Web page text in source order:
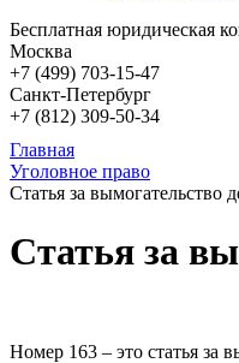
Бесплатная юридическая
Москва
+7 (499) 703-15-47
Санкт-Петербург
+7 (812) 309-50-34
Главная
Уголовное право
Статья за вымогательство
Статья за
Номер 163 – это статья за